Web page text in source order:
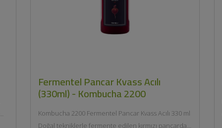
Fermentel Pancar Kvass Acılı
(330ml) - Kombucha 2200
Kombucha 2200 Fermentel Pancar Kvass Acılı 330 ml
Doğal tekniklerle fermente edilen kırmızı pancardan